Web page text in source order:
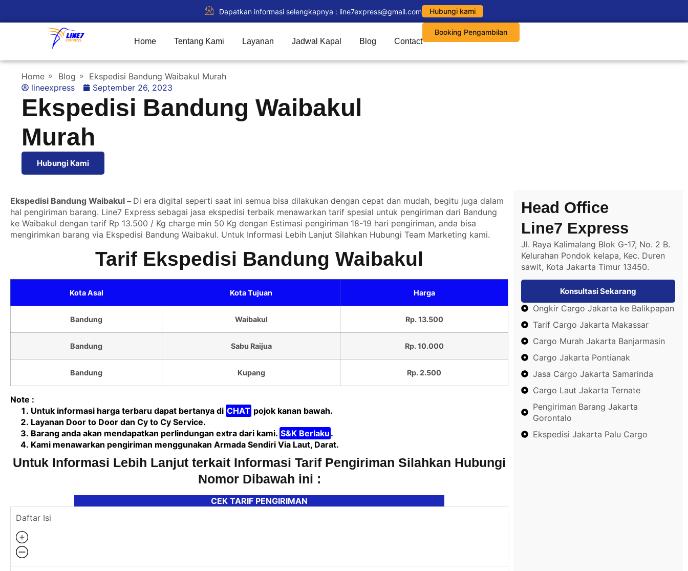
Dapatkan informasi selengkapnya : line7express@gmail.com Hubungi kami
Home Tentang Kami Layanan Jadwal Kapal Blog Contact
Booking Pengambilan
Home Blog
Ekspedisi Bandung Waibakul Murah
lineexpress
September 26, 2023
Ekspedisi Bandung Waibakul
Murah
Hubungi Kami
Ekspedisi Bandung Waibakul – Di era digital seperti saat ini semua bisa dilakukan dengan cepat dan mudah, begitu juga dalam
hal pengiriman barang. Line7 Express sebagai jasa ekspedisi terbaik menawarkan tarif spesial untuk pengiriman dari Bandung
ke Waibakul dengan tarif Rp 13.500 / Kg charge min 50 Kg dengan Estimasi pengiriman 18-19 hari pengiriman, anda bisa
mengirimkan barang via Ekspedisi Bandung Waibakul. Untuk Informasi Lebih Lanjut Silahkan Hubungi Team Marketing kami.
Tarif Ekspedisi Bandung Waibakul
Kota Asal Kota Tujuan Harga
Bandung Waibakul Rp. 13.500
Bandung Sabu Raijua Rp. 10.000
Bandung Kupang Rp. 2.500
Note :
Untuk informasi harga terbaru dapat bertanya di CHAT pojok kanan bawah.
Layanan Door to Door dan Cy to Cy Service.
Barang anda akan mendapatkan perlindungan extra dari kami. S&K Berlaku .
Kami menawarkan pengiriman menggunakan Armada Sendiri Via Laut, Darat.
Untuk Informasi Lebih Lanjut terkait Informasi Tarif Pengiriman Silahkan Hubungi
Nomor Dibawah ini :
CEK TARIF PENGIRIMAN
Daftar Isi
Head Office
Line7 Express
Jl. Raya Kalimalang Blok G-17, No. 2 B.
Kelurahan Pondok kelapa, Kec. Duren
sawit, Kota Jakarta Timur 13450.
Konsultasi Sekarang
Ongkir Cargo Jakarta ke Balikpapan
Tarif Cargo Jakarta Makassar
Cargo Murah Jakarta Banjarmasin
Cargo Jakarta Pontianak
Jasa Cargo Jakarta Samarinda
Cargo Laut Jakarta Ternate
Pengiriman Barang Jakarta
Gorontalo
Ekspedisi Jakarta Palu Cargo